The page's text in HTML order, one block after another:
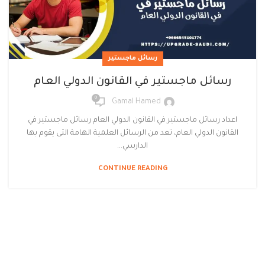
رسائل ماجستير
رسائل ماجستير في القانون الدولي العام
Gamal Hamed
0
اعداد رسائل ماجستير في القانون الدولي العام رسائل ماجستير في
القانون الدولي العام، تعد من الرسائل العلمية الهامة التى يقوم بها
الدارسي...
CONTINUE READING